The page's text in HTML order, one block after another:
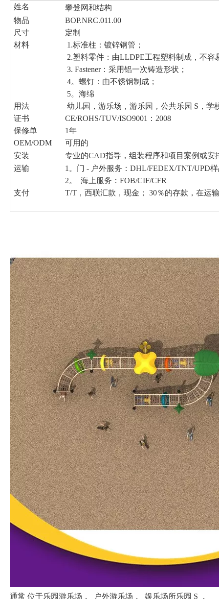
姓名
攀登网和结构
物品
BOP.NRC.011.00
尺寸
定制
材料
1.标准柱：镀锌钢管；
2.塑料零件：由LLDPE工程塑料制成，不容
3. Fastener：采用铝一次铸造形状；
4。螺钉：由不锈钢制成；
5。海绵
用法
幼儿园，游乐场，游乐园，公共乐园 S，
证书
CE/ROHS/TUV/ISO9001：2008
保修单
1年
OEM/ODM
可用的
安装
专业的CAD指导，组装程序和项目案例或安
运输
1。门 - 户外服务：DHL/FEDEX/TNT/UPD
2。 海上服务：FOB/CIF/CFR
支付
T/T，西联汇款，现金； 30％的存款，在运
通常 位于乐园游乐场， 户外游乐场， 娱乐场所乐园 S ，